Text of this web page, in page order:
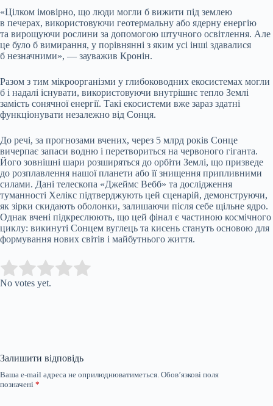
«Цілком імовірно, що люди могли б вижити під землею
в печерах, використовуючи геотермальну або ядерну енергію
та вирощуючи рослини за допомогою штучного освітлення. Але
це було б вимирання, у порівнянні з яким усі інші здавалися
б незначними», — зауважив Кронін.
Разом з тим мікроорганізми у глибоководних екосистемах могли
б і надалі існувати, використовуючи внутрішнє тепло Землі
замість сонячної енергії. Такі екосистеми вже зараз здатні
функціонувати незалежно від Сонця.
До речі, за прогнозами вчених, через 5 млрд років Сонце
вичерпає запаси водню і перетвориться на червоного гіганта.
Його зовнішні шари розширяться до орбіти Землі, що призведе
до розплавлення нашої планети або її знищення припливними
силами. Дані телескопа «Джеймс Вебб» та дослідження
туманності Хелікс підтверджують цей сценарій, демонструючи,
як зірки скидають оболонки, залишаючи після себе щільне ядро.
Однак вчені підкреслюють, що цей фінал є частиною космічного
циклу: викинуті Сонцем вуглець та кисень стануть основою для
формування нових світів і майбутнього життя.
Rate this item:
No votes yet.
Залишити відповідь
Ваша e-mail адреса не оприлюднюватиметься. Обов’язкові поля
позначені *